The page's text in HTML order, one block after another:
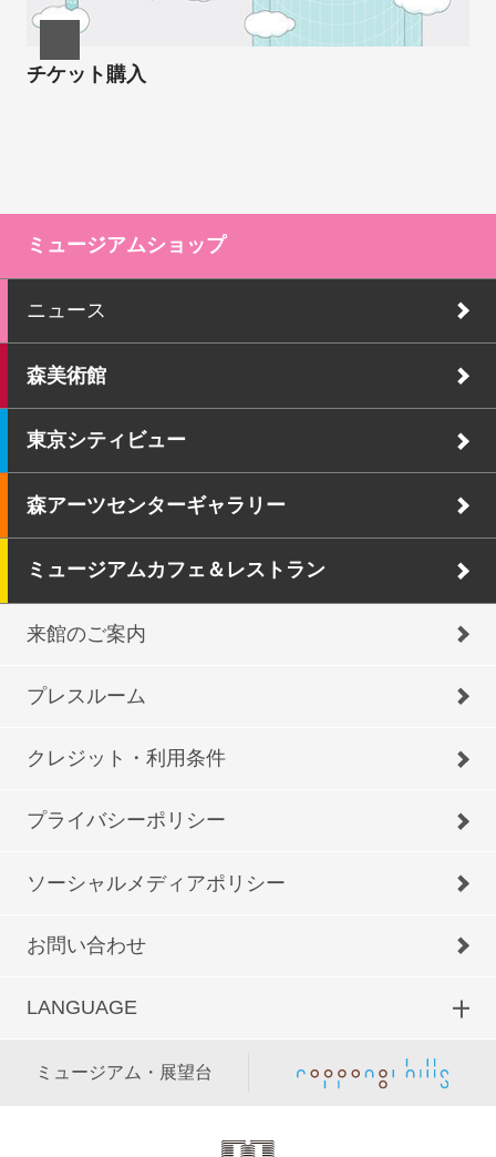
チケット購入
ミュージアムショップ
ニュース
森美術館
東京シティビュー
森アーツセンターギャラリー
ミュージアムカフェ＆レストラン
来館のご案内
プレスルーム
クレジット・利用条件
プライバシーポリシー
ソーシャルメディアポリシー
お問い合わせ
LANGUAGE
ミュージアム・展望台